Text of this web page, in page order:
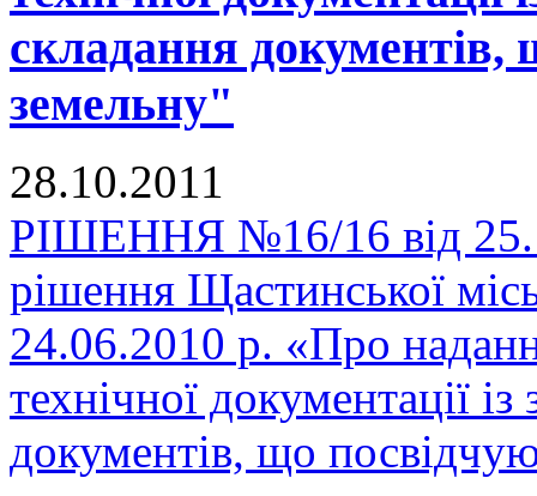
складання
земельну"
28.10.2011
РІШЕННЯ №16/16 від
рішення Щастинської
24.06.2010 р. «Про
технічної документації
документів, що